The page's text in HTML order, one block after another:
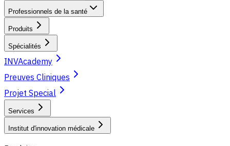
Professionnels de la santé
Produits
Spécialités
INVAcademy
Preuves Cliniques
Projet Special
Services
Institut d'innovation médicale